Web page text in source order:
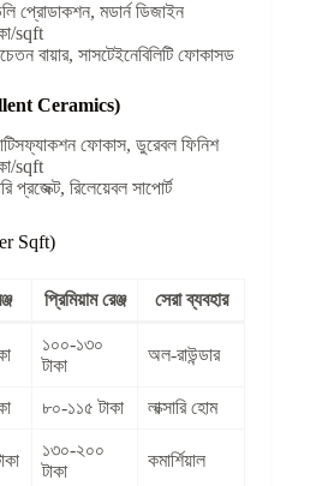
প্রোডাকশন, মডার্ন ডিজাইন
sqft
বায়ার, সাসটেইনেবিলিটি ফোকাসড
Ceramics)
ফোকাস, ডুরেবল ফিনিশ
sqft
প্রজেক্ট, রিলেয়েবল সাপোর্ট
Sqft)
প্রিমিয়াম রেঞ্জ সেরা ব্যবহার
১০০-১৩০
টাকা
অল-রাউন্ডার
৮০-১১৫ টাকা লাক্সারি হোম
১৩০-২০০
টাকা
কমার্শিয়াল